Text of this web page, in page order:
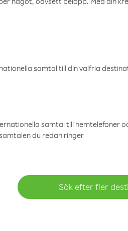
samtal till din valfria
samtal till hemtelefoner
du redan ringer
Sök efter fler